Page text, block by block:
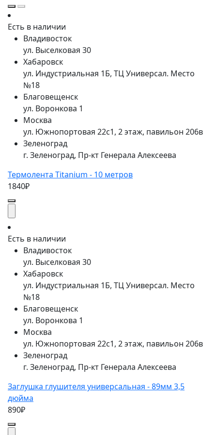
Есть в наличии
Владивосток
ул. Выселковая 30
Хабаровск
ул. Индустриальная 1Б, ТЦ Универсал. Место
№18
Благовещенск
ул. Воронкова 1
Москва
ул. Южнопортовая 22с1, 2 этаж, павильон 206в
Зеленоград
г. Зеленоград, Пр-кт Генерала Алексеева
Термолента Titanium - 10 метров
1840₽
Есть в наличии
Владивосток
ул. Выселковая 30
Хабаровск
ул. Индустриальная 1Б, ТЦ Универсал. Место
№18
Благовещенск
ул. Воронкова 1
Москва
ул. Южнопортовая 22с1, 2 этаж, павильон 206в
Зеленоград
г. Зеленоград, Пр-кт Генерала Алексеева
Заглушка глушителя универсальная - 89мм 3,5
дюйма
890₽